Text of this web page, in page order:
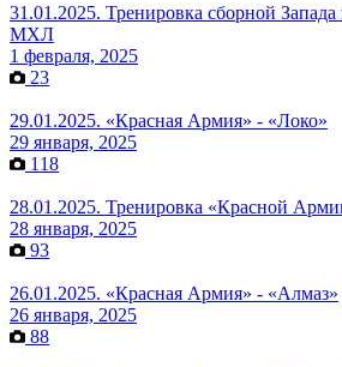
31.01.2025. Тренировка сборной
МХЛ
1 февраля, 2025
23
29.01.2025. «Красная Армия» - «Локо»
29 января, 2025
118
28.01.2025. Тренировка «Красной
28 января, 2025
93
26.01.2025. «Красная Армия» - «Алмаз»
26 января, 2025
88